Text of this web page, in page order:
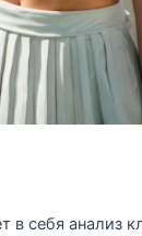
в себя анализ